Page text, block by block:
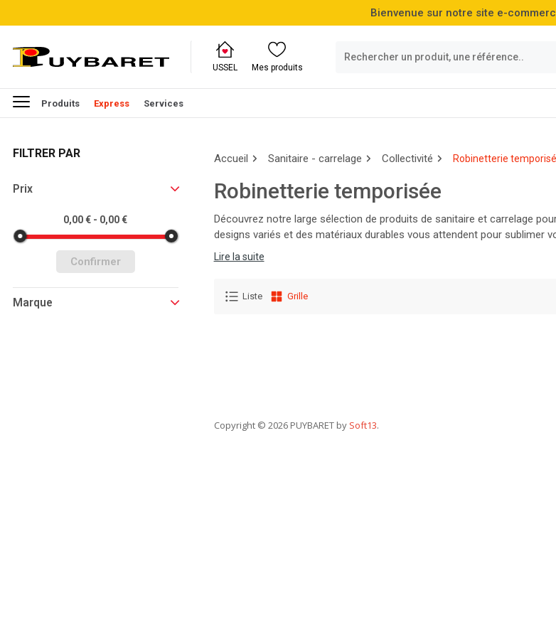
Bienvenue sur notre site e-
USSEL Mes produits
Produits Express Services
FILTRER PAR
Prix
0,00 € - 0,00 €
Confirmer
Marque
Accueil Sanitaire - carrelage Collectivité Robinetterie
Robinetterie temporisée
Découvrez notre large sélection de produits de sanitaire et carrelage
designs variés et des matériaux durables vous attendent pour sublimer
intérieurs avec Puybaret!
Lire la suite
Liste Grille
Copyright© 2026 PUYBARET by Soft13.